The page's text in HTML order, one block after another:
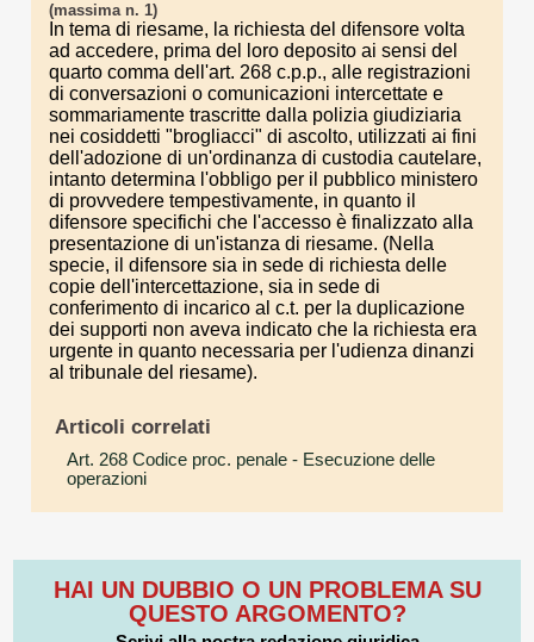
(massima n. 1)
In tema di riesame, la richiesta del difensore volta
ad accedere, prima del loro deposito ai sensi del
quarto comma dell'art. 268 c.p.p., alle registrazioni
di conversazioni o comunicazioni intercettate e
sommariamente trascritte dalla polizia giudiziaria
nei cosiddetti "brogliacci" di ascolto, utilizzati ai fini
dell'adozione di un'ordinanza di custodia cautelare,
intanto determina l'obbligo per il pubblico ministero
di provvedere tempestivamente, in quanto il
difensore specifichi che l'accesso è finalizzato alla
presentazione di un'istanza di riesame. (Nella
specie, il difensore sia in sede di richiesta delle
copie dell'intercettazione, sia in sede di
conferimento di incarico al c.t. per la duplicazione
dei supporti non aveva indicato che la richiesta era
urgente in quanto necessaria per l'udienza dinanzi
al tribunale del riesame).
Articoli correlati
Art. 268 Codice proc. penale - Esecuzione delle
operazioni
HAI UN DUBBIO O UN PROBLEMA SU
QUESTO ARGOMENTO?